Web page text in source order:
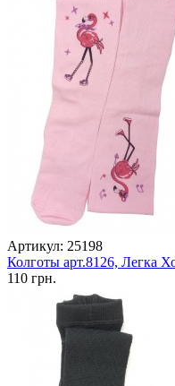
Артикул: 25198
Колготы арт.8126, Легка
110 грн.